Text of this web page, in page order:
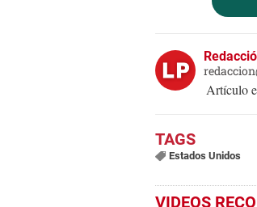
Artículo
Estados Unidos
VIDEOS